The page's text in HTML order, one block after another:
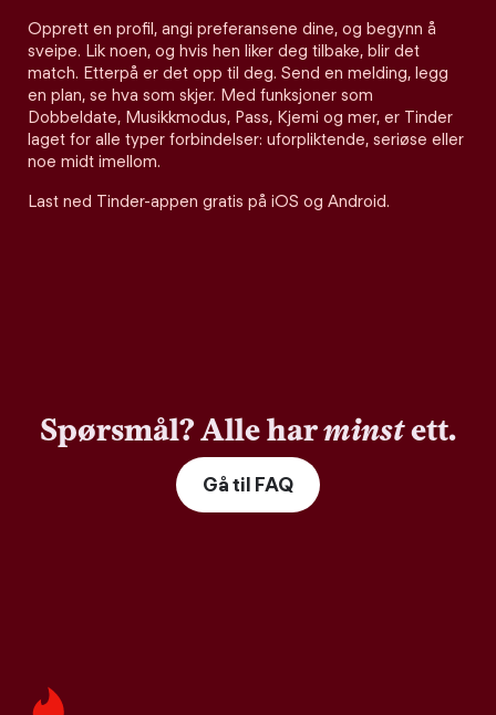
Opprett en profil, angi preferansene dine, og begynn å
sveipe. Lik noen, og hvis hen liker deg tilbake, blir det
match. Etterpå er det opp til deg. Send en melding, legg
en plan, se hva som skjer. Med funksjoner som
Dobbeldate, Musikkmodus, Pass, Kjemi og mer, er Tinder
laget for alle typer forbindelser: uforpliktende, seriøse eller
noe midt imellom.
Last ned Tinder-appen gratis på iOS og Android.
Spørsmål? Alle harminstett.
Gå til FAQ